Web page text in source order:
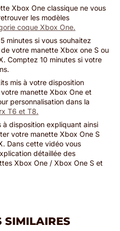
Xbox One classique ne vous
les modèles
coque Xbox One.
minutes si vous souhaitez
votre manette Xbox one S ou
Comptez 10 minutes si votre
mis à votre disposition
manette Xbox One et
personnalisation dans la
T6 et T8.
à disposition expliquant ainsi
votre manette Xbox One S
Dans cette vidéo vous
détaillée des
Xbox One / Xbox One S et
SIMILAIRES